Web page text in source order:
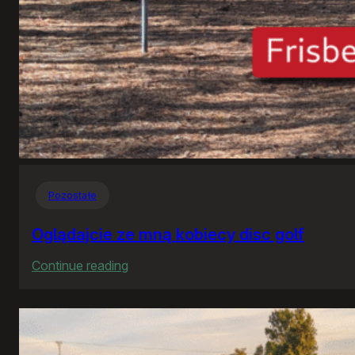
Pozostałe
Oglądajcie ze mną kobiecy disc golf
Continue reading
ze
kobiecy